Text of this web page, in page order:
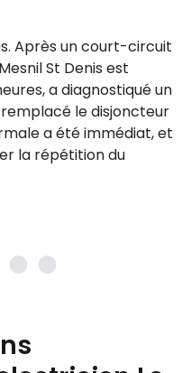
Après un court-circuit
St Denis est
a diagnostiqué un
le disjoncteur
a été immédiat, et
la répétition du